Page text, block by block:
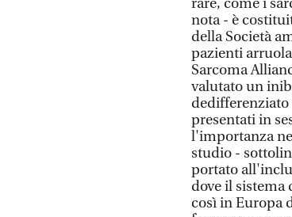
rare, come i
nota - è
della Società
pazienti
Sarcoma
valutato un
dedifferenziato
presentati in
l'importanza
studio -
portato
dove il
così in Europa